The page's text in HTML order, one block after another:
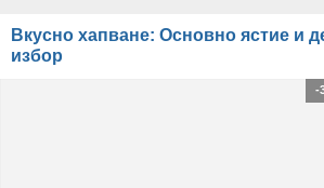
Вкусно хапване: Основно ястие и
избор
-